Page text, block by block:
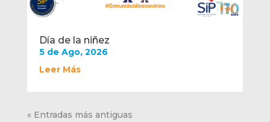
Día de la niñez
5 de Ago, 2026
Leer Más
« Entradas más antiguas